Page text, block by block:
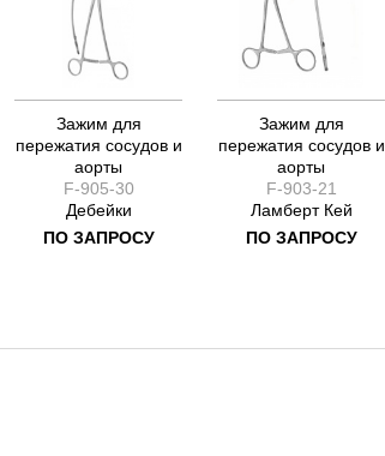
Зажим для
пережатия сосудов и
аорты
F-905-30
Дебейки
ПО ЗАПРОСУ
Зажим для
пережатия сосудов и
аорты
F-903-21
Ламберт Кей
ПО ЗАПРОСУ